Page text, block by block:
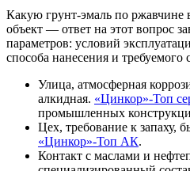
Какую грунт-эмаль по ржавчине
объект — ответ на этот вопрос
параметров: условий
способа нанесения и требуемого
Улица, атмосферная
алкидная. «Цинкор»-Топ
промышленных
Цех, требование к запаху,
«Цинкор»-Топ АК.
Контакт с маслами и